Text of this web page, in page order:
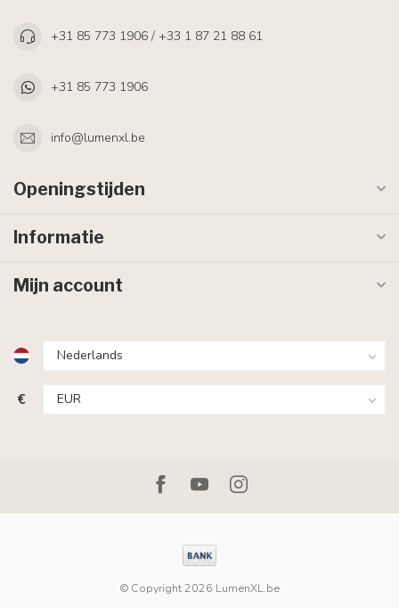
+31 85 773 1906 / +33 1 87 21 88 61
+31 85 773 1906
info@lumenxl.be
Openingstijden
Informatie
Mijn account
€
© Copyright 2026 LumenXL.be